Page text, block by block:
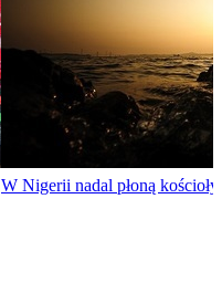
W Nigerii nadal płoną kościoły